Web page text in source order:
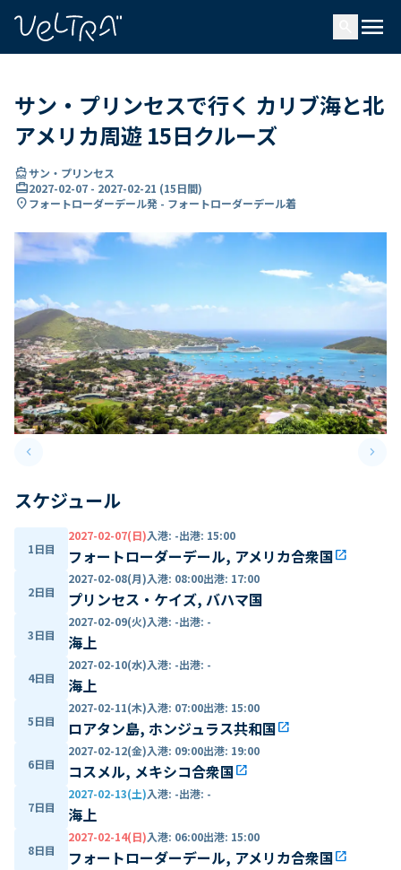
menu
サン・プリンセスで行く カリブ海と北
アメリカ周遊 15日クルーズ
directions_boatサン・プリンセス
card_travel2027-02-07 - 2027-02-21 (15日間)
location_onフォートローダーデール発 - フォートローダーデール着
keyboard_arrow_leftPrevious slide keyboard_arrow_right
スケジュール
1日目
2027-02-07(日)入港: -出港: 15:00
フォートローダーデール, アメリカ合衆国open_in_new
2日目
2027-02-08(月)入港: 08:00出港: 17:00
プリンセス・ケイズ, バハマ国
3日目
2027-02-09(火)入港: -出港: -
海上
4日目
2027-02-10(水)入港: -出港: -
海上
5日目
2027-02-11(木)入港: 07:00出港: 15:00
ロアタン島, ホンジュラス共和国open_in_new
6日目
2027-02-12(金)入港: 09:00出港: 19:00
コスメル, メキシコ合衆国open_in_new
7日目
2027-02-13(土)入港: -出港: -
海上
8日目
2027-02-14(日)入港: 06:00出港: 15:00
フォートローダーデール, アメリカ合衆国open_in_new